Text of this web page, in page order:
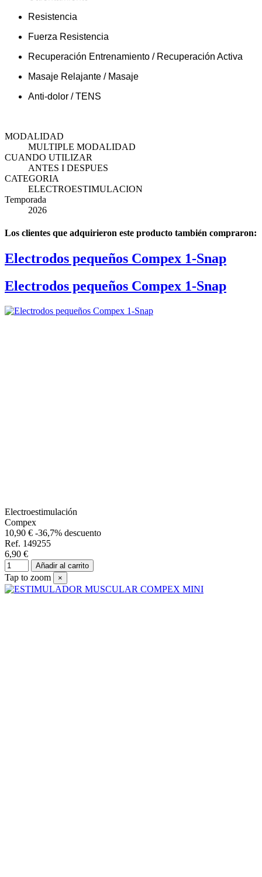
Resistencia
Fuerza Resistencia
Recuperación Entrenamiento / Recuperación Activa
Masaje Relajante / Masaje
Anti-dolor / TENS
MODALIDAD
MULTIPLE MODALIDAD
CUANDO UTILIZAR
ANTES I DESPUES
CATEGORIA
ELECTROESTIMULACION
Temporada
2026
Los clientes que adquirieron este producto también compraron:
Electrodos pequeños Compex 1-Snap
Electrodos pequeños Compex 1-Snap
Electroestimulación
Compex
10,90 € -36,7% descuento
Ref. 149255
6,90 €
Añadir al carrito
Tap to zoom ×